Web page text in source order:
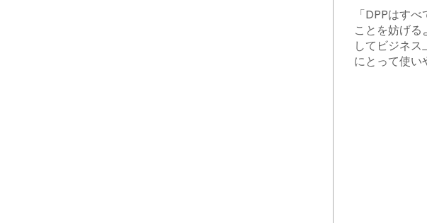
「DPPはす
ことを妨げ
してビジネ
にとって使い